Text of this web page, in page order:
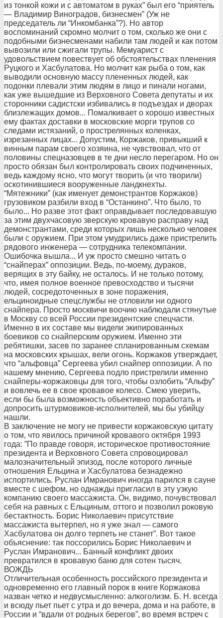
из тонкой кожи и с автоматом в руках” был его “приятель
— Владимир Виноградов, бизнесмен” (Уж не
председатель ли “Инкомбанка”?). Но автор
воспоминаний скромно молчит о том, сколько же они с
подобными бизнесменами набили там людей и как потом
вывозили или сжигали трупы. Мемуарист с
удовольствием повествует об обстоятельствах пленения
Руцкого и Хасбулатова. Но молчит как рыба о том, как
выводили основную массу плененных людей, как
подонки плевали этим людям в лицо и пинали ногами,
как уже вышедшие из Верховного Совета депутаты и их
сторонники садистски избивались в подъездах и дворах
близлежащих домов... Помалкивает о хорошо известных
ему фактах доставки в московские морги трупов со
следами истязаний, о прострелянных коленках,
изрезанных лицах... Допустим, Коржаков, привыкший к
винным парам своего хозяина, не чувствовал, что от
половины спецназовцев в те дни несло перегаром. Но он
просто обязан был контролировать своих подчиненных,
ведь каждому ясно, что могут творить (и что творили)
оскотинившиеся вооруженные ландкнехты.
“Мятежники” (как именует демонстрантов Коржаков)
грузовиком разбили вход в “Останкино”. Что было, то
было... Но разве этот факт оправдывает последовавшую
за этим двухчасовую зверскую кровавую расправу над
демонстрантами, среди которых лишь несколько человек
были с оружием. При этом умудрились даже пристрелить
рядового инженера — сотрудника телекомпании.
Ошибочка вышла... И уж просто смешно читать о
“снайперах” оппозиции. Ведь, по-моему, дураков,
верящих в эту байку, не осталось. И не только потому,
что, имея полное военное превосходство и тысячи
людей, сосредоточенных в зоне поражения,
ельциноидные спецслужбы не отловили ни одного
снайпера. Просто москвичи воочию наблюдали стянутые
в Москву со всей России президентские спецчасти.
Именно в их составе мы видели экипированных
боевиков со снайперским оружием. Именно эти
ребятишки, засев по заранее спланированным схемам
на московских крышах, вели огонь. Коржаков утверждает,
что “альфовца” Сергеева убил снайпер оппозиции. А по
нашему мнению, Сергеева подло пристрелили именно
снайперы-коржаковцы для того, чтобы озлобить “Альфу”
и вовлечь ее в свое кровавое колесо. Смею уверить,
если бы была возможность объективно поработать и
допросить штурмовиков-исполнителей, мы бы убийцу
нашли.
В заключение не могу не привести коржаковскую цитату
о том, что явилось причиной кровавого октября 1993
года: ”По правде говоря, историческое противостояние
президента и Верховного Совета спровоцировал
малозначительный эпизод, после которого личные
отношения Ельцина и Хасбулатова безнадежно
испортились. Руслан Имранович иногда парился в сауне
вместе с шефом, но однажды пригласил в эту узкую
компанию своего массажиста. Он, видимо, почувствовал
себя на равных с Ельциным, оттого и позволил роковую
бестактность. Борис Николаевич присутствие
массажиста вытерпел, но я уже знал — самого
Хасбулатова он долго терпеть не станет”. Вот такое
объяснение: так поссорились Борис Николаевич и
Руслан Имранович... Банный конфликт двоих
превратился в кровавую баню для сотен тысяч.
ВОЖДЬ
Отличительная особенность российского президента и
одновременно его главный порок в книге Коржакова
назван четко и недвусмысленно: алкоголизм. Б. Н. всегда
и всюду пьет пьет с утра и до вечера, дома и на работе, в
России и “вдали от родных берегов”, во время встреч с